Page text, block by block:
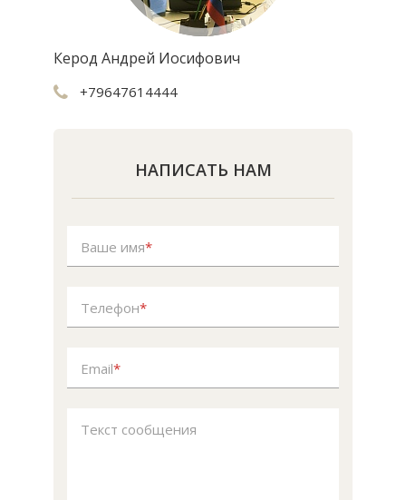
Керод Андрей Иосифович
+79647614444
НАПИСАТЬ НАМ
Ваше имя*
Телефон*
Email*
Текст сообщения